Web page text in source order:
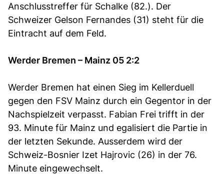
Anschlusstreffer für Schalke (82.). Der
Schweizer Gelson Fernandes (31) steht für die
Eintracht auf dem Feld.
Werder Bremen – Mainz 05 2:2
Werder Bremen hat einen Sieg im Kellerduell
gegen den FSV Mainz durch ein Gegentor in der
Nachspielzeit verpasst. Fabian Frei trifft in der
93. Minute für Mainz und egalisiert die Partie in
der letzten Sekunde. Ausserdem wird der
Schweiz-Bosnier Izet Hajrovic (26) in der 76.
Minute eingewechselt.